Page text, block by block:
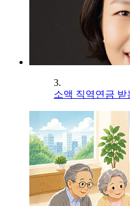
3.
소액 직역연금